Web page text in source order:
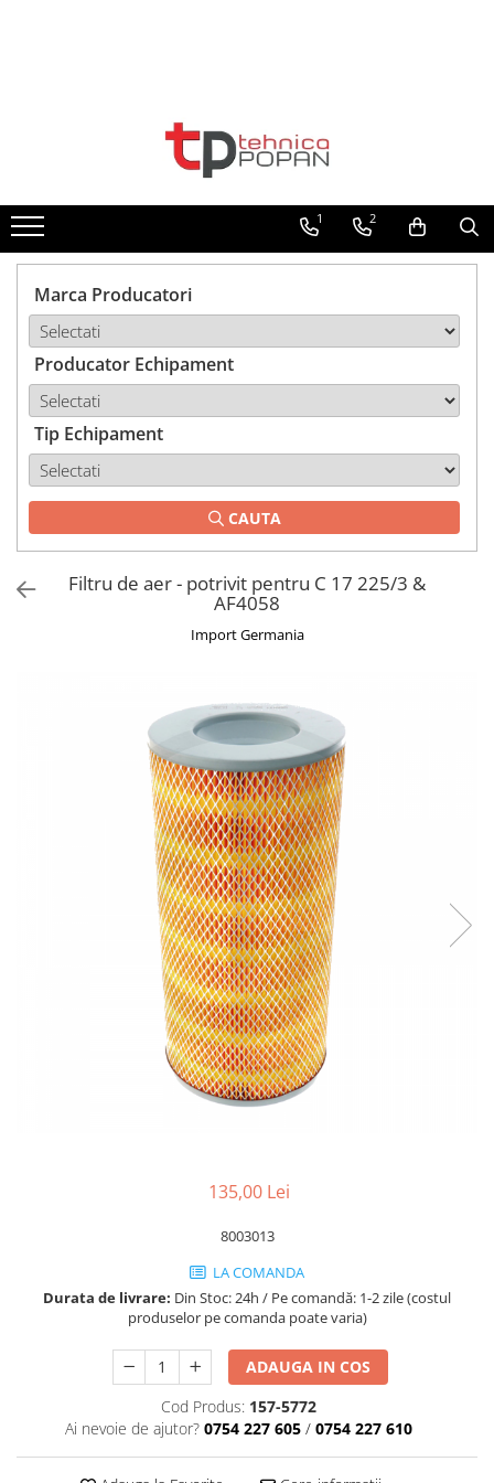
1. Piese & Accesorii Tractoare
1.1. Cabina & Caroserie
1.1.1. Geamuri
1.1.3. Embleme & Abtibilduri
1.1.4. Climatizare si accesorii
1.2. Piese cu Prindere în 3
Puncte si mecanism de ridicare
1.2.1. Prindere in 3 puncte
1.2.2. Mecanism de ridicare -
Tiranti si accesorii
1.3. Scaune & Accesorii
1.4.1. Pompe hidraulice
1.4.3. Distribuitoare
1.4.4. Cilindri si accesorii
1.5.2. Cuzineti si accesorii
1.5.8. Esapamente
1.5.9. Chiulasa si supape
1 2
Marca Producatori
Producator Echipament
Tip Echipament
CAUTA
Filtru de aer - potrivit pentru C 17 225/3 &
AF4058
Import Germania
135,00 Lei
8003013
LA COMANDA
Durata de livrare: Din Stoc: 24h / Pe comandă: 1-2 zile (costul
produselor pe comanda poate varia)
ADAUGA IN COS
Cod Produs: 157-5772
Ai nevoie de ajutor? 0754 227 605 / 0754 227 610